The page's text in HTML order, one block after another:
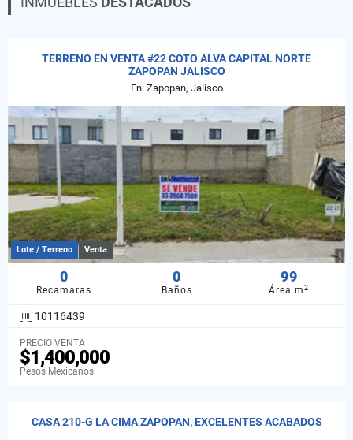
TERRENO EN VENTA #22 COTO ALVA CAPITAL NORTE
ZAPOPAN JALISCO
En: Zapopan, Jalisco
Lote / Terreno Venta
0
Recamaras
0
Baños
99
Área m2
10116439
PRECIO VENTA
$1,400,000
Pesos Mexicanos
CASA 210-G LA CIMA ZAPOPAN, EXCELENTES ACABADOS